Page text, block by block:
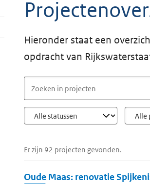
Hieronder staat een
opdracht van
Er zijn 92 projecten gevonden.
Oude Maas: renovatie